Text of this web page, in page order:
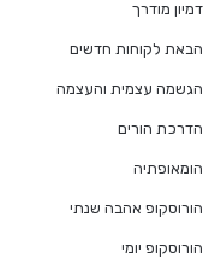
דמיון מודרך
הבאת לקוחות חדשים
הגשמה עצמית והעצמה
הדרכת הורים
הומאופתיה
הורוסקופ אהבה שנתי
הורוסקופ יומי